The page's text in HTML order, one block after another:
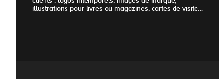
illustrations pour livres ou magazines, cartes de visite…